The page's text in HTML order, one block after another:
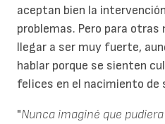
aceptan bien la
problemas. Pero para
llegar a ser muy fuerte,
hablar porque se sienten
felices en el nacimiento de
"Nunca imaginé que